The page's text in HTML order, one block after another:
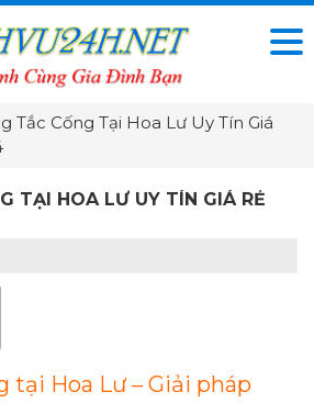
Tắc Cống Tại Hoa Lư Uy Tín Giá
TẠI HOA LƯ UY TÍN GIÁ RẺ
tại Hoa Lư – Giải pháp